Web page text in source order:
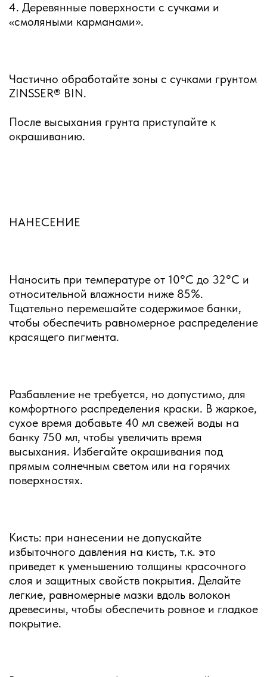
4. Деревянные поверхности с сучками и
«смоляными карманами».
Частично обработайте зоны с сучками грунтом
ZINSSER® BIN.
После высыхания грунта приступайте к
окрашиванию.
НАНЕСЕНИЕ
Наносить при температуре от 10°C до 32°C и
относительной влажности ниже 85%.
Тщательно перемешайте содержимое банки,
чтобы обеспечить равномерное распределение
красящего пигмента.
Разбавление не требуется, но допустимо, для
комфортного распределения краски. В жаркое,
сухое время добавьте 40 мл свежей воды на
банку 750 мл, чтобы увеличить время
высыхания. Избегайте окрашивания под
прямым солнечным светом или на горячих
поверхностях.
Кисть: при нанесении не допускайте
избыточного давления на кисть, т.к. это
приведет к уменьшению толщины красочного
слоя и защитных свойств покрытия. Делайте
легкие, равномерные мазки вдоль волокон
древесины, чтобы обеспечить ровное и гладкое
покрытие.